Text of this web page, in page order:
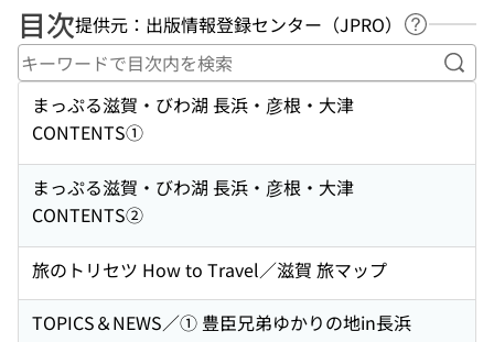
目次提供元：出版情報登録センター（JPRO）
ヘルプペ
キ
まっぷる滋賀・びわ湖 長浜・彦根・大津
CONTENTS①
まっぷる滋賀・びわ湖 長浜・彦根・大津
CONTENTS②
旅のトリセツ How to Travel／滋賀 旅マップ
TOPICS＆NEWS／① 豊臣兄弟ゆかりの地in長浜